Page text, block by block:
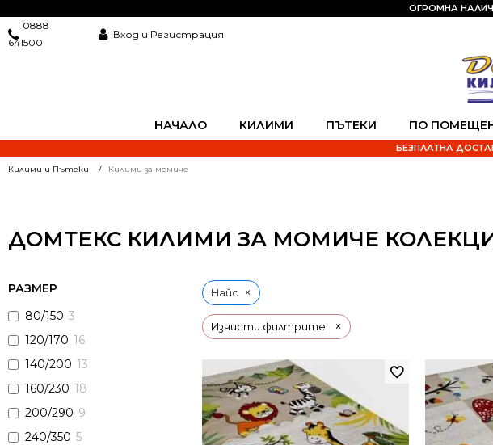
НАЧАЛО КИЛИМИ ПЪТЕКИ ПО
0888
641500
Вход и Регистрация
ОГРОМНА
БЕЗПЛАТНА
Килими и Пътеки Килими за момиче
ДОМТЕКС КИЛИМИ ЗА МОМИЧЕ
РАЗМЕР
80/150 3
120/170 16
140/200 13
160/230 18
200/290 9
240/350 5
Изчисти филтрите ×
Найс ×